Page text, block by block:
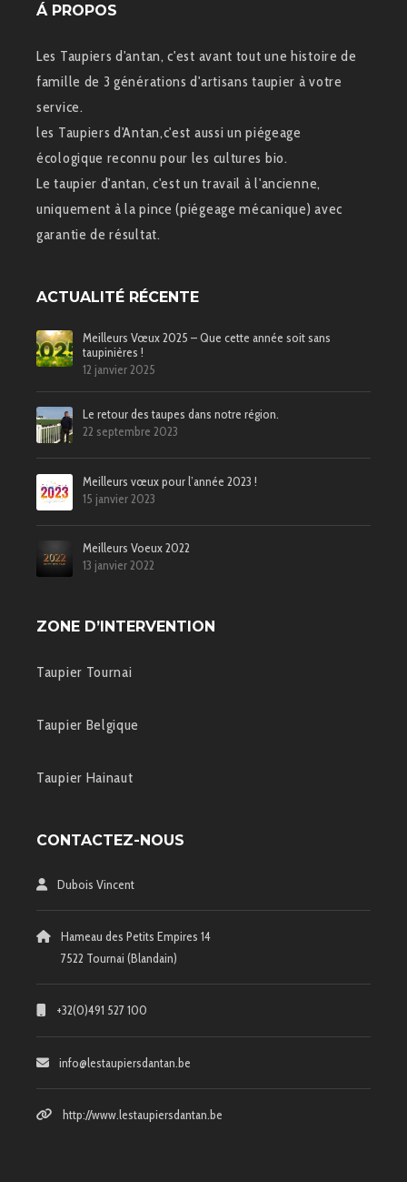
Á PROPOS
Les Taupiers d'antan, c'est avant tout une histoire de
famille de 3 générations d'artisans taupier à votre
service.
les Taupiers d'Antan,c'est aussi un piégeage
écologique reconnu pour les cultures bio.
Le taupier d'antan, c'est un travail à l'ancienne,
uniquement à la pince (piégeage mécanique) avec
garantie de résultat.
ACTUALITÉ RÉCENTE
Meilleurs Vœux 2025 – Que cette année soit sans
taupinières !
12 janvier 2025
Le retour des taupes dans notre région.
22 septembre 2023
Meilleurs vœux pour l’année 2023 !
15 janvier 2023
Meilleurs Voeux 2022
13 janvier 2022
ZONE D’INTERVENTION
Taupier Tournai
Taupier Belgique
Taupier Hainaut
CONTACTEZ-NOUS
Dubois Vincent
Hameau des Petits Empires 14
7522 Tournai (Blandain)
+32(0)491 527 100
info@lestaupiersdantan.be
http://www.lestaupiersdantan.be